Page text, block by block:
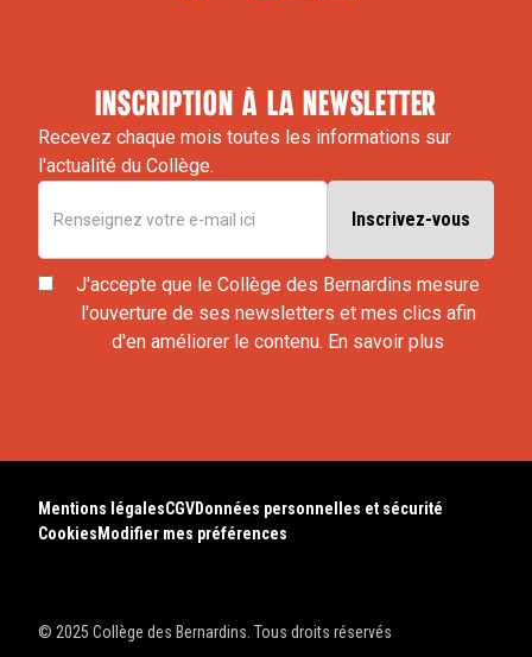
inscription à la newsletter
Recevez chaque mois toutes les informations sur
l'actualité du Collège.
J'accepte que le Collège des Bernardins mesure
l'ouverture de ses newsletters et mes clics afin
d'en améliorer le contenu. En savoir plus
© 2025 Collège des Bernardins. Tous droits réservés
Mentions légalesCGVDonnées personnelles et sécurité
Cookies Modifier mes préférences